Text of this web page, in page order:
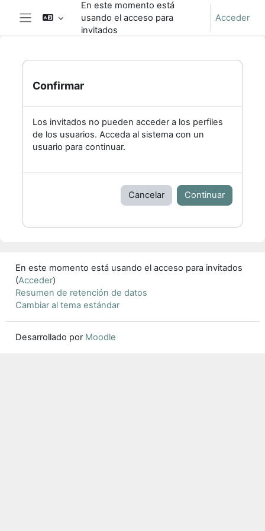
Salta al contenido principalEn este momento está
usando el acceso para
invitados
Acceder
Confirmar
Los invitados no pueden acceder a los perfiles
de los usuarios. Acceda al sistema con un
usuario para continuar.
Cancelar Continuar
En este momento está usando el acceso para invitados
(Acceder)
Resumen de retención de datos
Cambiar al tema estándar
Desarrollado por Moodle